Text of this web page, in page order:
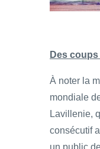
Des coups
À noter la
mondiale
Lavillenie,
consécutif
un public